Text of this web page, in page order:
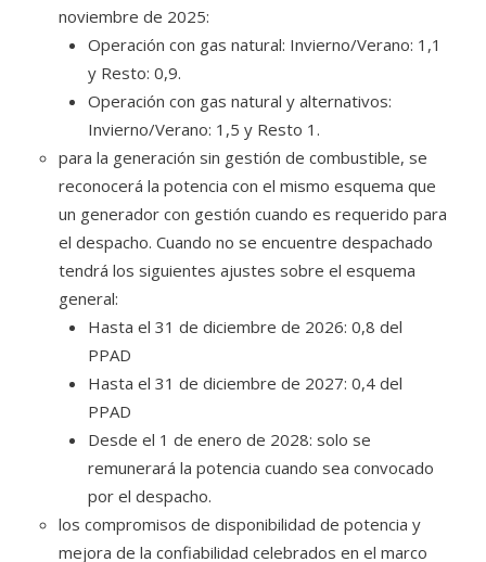
noviembre de 2025:
Operación con gas natural: Invierno/Verano: 1,1
y Resto: 0,9.
Operación con gas natural y alternativos:
Invierno/Verano: 1,5 y Resto 1.
para la generación sin gestión de combustible, se
reconocerá la potencia con el mismo esquema que
un generador con gestión cuando es requerido para
el despacho. Cuando no se encuentre despachado
tendrá los siguientes ajustes sobre el esquema
general:
Hasta el 31 de diciembre de 2026: 0,8 del
PPAD
Hasta el 31 de diciembre de 2027: 0,4 del
PPAD
Desde el 1 de enero de 2028: solo se
remunerará la potencia cuando sea convocado
por el despacho.
los compromisos de disponibilidad de potencia y
mejora de la confiabilidad celebrados en el marco